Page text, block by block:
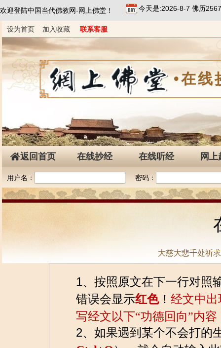
欢迎登陆中国当代佛教网-网上佛堂！ 今天是:2026-8-7 佛历
设为首页 加入收藏 联系客服
•在线
返回首页 在线抄经 在线听经 网上
用户名： 密码：
大慈大悲千处祈
1、按照原文在下一行对照
错误会显示红色！ 经文中
写经文以下“功德回向”内
2、如果遇到某个不会打的